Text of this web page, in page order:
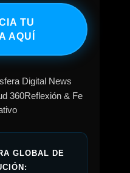
TU
AQUÍ
Digital News
360Reflexión & Fe
GLOBAL DE